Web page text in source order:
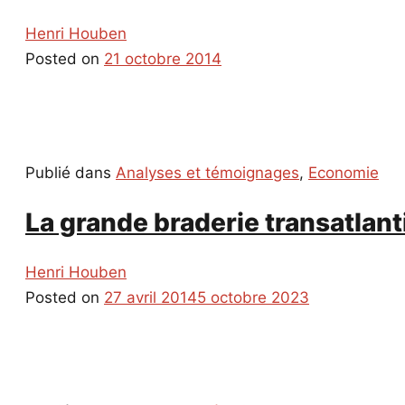
Henri Houben
Posted on 21 octobre 2014
Publié dans Analyses et témoignages, Economie
La grande braderie
Henri Houben
Posted on 27 avril 20145 octobre 2023